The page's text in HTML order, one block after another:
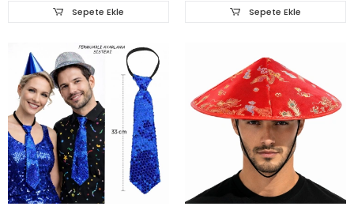
Sepete Ekle Sepete Ekle